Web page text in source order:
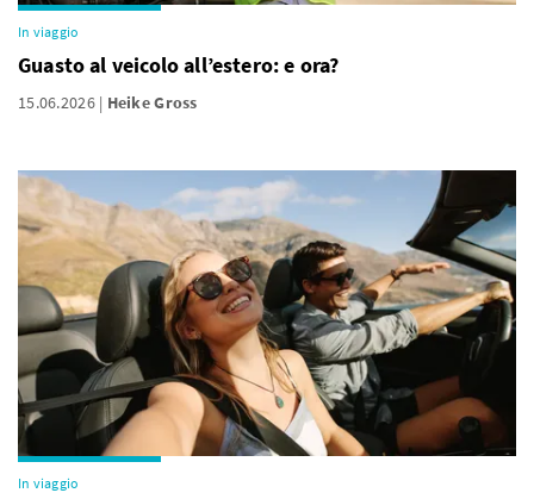
In viaggio
Guasto al veicolo all’estero: e ora?
15.06.2026 Heike Gross
In viaggio